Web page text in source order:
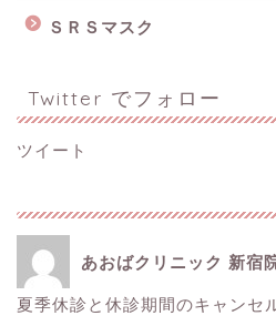
ＳＲＳマスク
Twitter でフォロー
ツイート
あおばクリニック 新宿
夏季休診と休診期間のキャンセ